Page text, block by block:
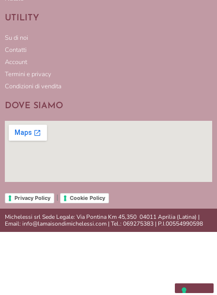
UTILITY
Su di noi
Contatti
Account
Termini e privacy
Condizioni di vendita
DOVE SIAMO
Privacy Policy Cookie Policy
Michelessi srl Sede Legale: Via Pontina Km 45,350 04011 Aprilia (Latina) |
Email: info@lamaisondimichelessi.com | Tel.: 069275383 | P.I.00554990598